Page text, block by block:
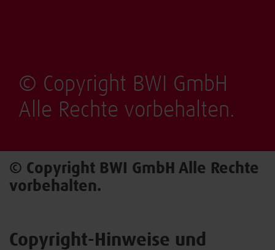
© Copyright BWI GmbH
Alle Rechte vorbehalten.
© Copyright BWI GmbH Alle Rechte
vorbehalten.
Copyright-Hinweise und